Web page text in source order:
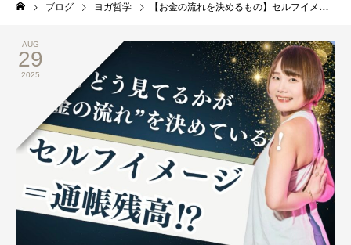
ブログ ヨガ哲学 【お金の流れを決めるもの】セルフイメージ＝通帳残高です
AUG
29
2025